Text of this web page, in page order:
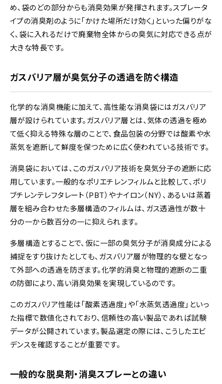
め、袋のどの部分からも消臭効果が発揮されます。スプレータ
イプの消臭剤のように「かけた場所だけ効く」といった偏りがな
く、袋に入れるだけで廃棄物全体からの臭気に対応できる点が
大きな特長です。
ガスバリア層が臭気分子の透過を防ぐ構造
化学的な消臭機能に加えて、高性能な消臭袋にはガスバリア
層が設けられています。ガスバリア層とは、気体の透過を極め
て低く抑える特殊な層のことで、食品包装の分野では酸素や水
蒸気を遮断して鮮度を保つために広く使われている技術です。
消臭袋においては、このガスバリア技術を臭気分子の遮断に応
用しています。一般的なポリエチレンフィルムと比較して、ポリ
ブチレンテレフタレート（PBT）やナイロン（NY）、あるいは蒸着
層を組み合わせた多層構造のフィルムは、ガス透過性が数十
分の一から数百分の一に抑えられます。
多層構造とすることで、仮に一部の臭気分子が消臭成分による
捕捉をすり抜けたとしても、ガスバリア層が物理的な壁となっ
て外部への透過を防ぎます。化学的消臭と物理的遮断の二重
の防御により、高い消臭効果を実現しているのです。
このガスバリア性能は「酸素透過度」や「水蒸気透過度」といっ
た指標で数値化されており、信頼性の高い製品であれば試験
データが公開されています。製品選定の際には、こうしたエビ
デンスを確認することが重要です。
一般的な脱臭剤・消臭スプレーとの違い